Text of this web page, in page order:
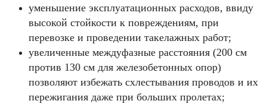
уменьшение эксплуатационных расходов, ввиду
высокой стойкости к повреждениям, при
перевозке и проведении такелажных работ;
увеличенные междуфазные расстояния (200 см
против 130 см для железобетонных опор)
позволяют избежать схлестывания проводов и их
пережигания даже при больших пролетах;